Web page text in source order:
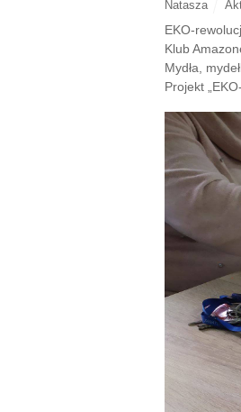
Natasza
EKO-
Klub
Mydła,
Projekt